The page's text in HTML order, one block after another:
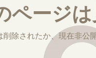
ページ
削除されたか、現在非公